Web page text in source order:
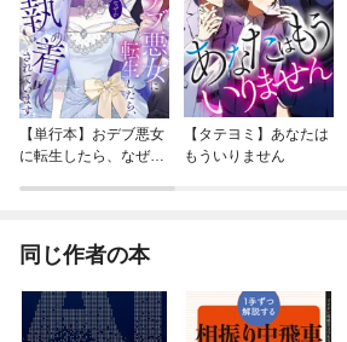
【単行本】おデブ悪女
に転生したら、なぜか
【タテヨミ】あなたは
もういりません
同じ作者の本